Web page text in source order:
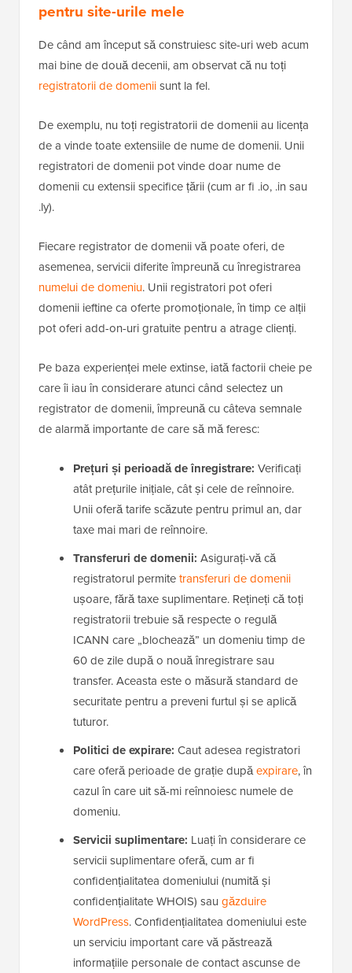
pentru site-urile mele
De când am început să construiesc site-uri web acum
mai bine de două decenii, am observat că nu toți
registratorii de domeniisunt la fel.
De exemplu, nu toți registratorii de domenii au licența
de a vinde toate extensiile de nume de domenii. Unii
registratori de domenii pot vinde doar nume de
domenii cu extensii specifice țării (cum ar fi .io, .in sau
.ly).
Fiecare registrator de domenii vă poate oferi, de
asemenea, servicii diferite împreună cu înregistrarea
numelui de domeniu. Unii registratori pot oferi
domenii ieftine ca oferte promoționale, în timp ce alții
pot oferi add-on-uri gratuite pentru a atrage clienți.
Pe baza experienței mele extinse, iată factorii cheie pe
care îi iau în considerare atunci când selectez un
registrator de domenii, împreună cu câteva semnale
de alarmă importante de care să mă feresc:
Prețuri și perioadă de înregistrare: Verificați
atât prețurile inițiale, cât și cele de reînnoire.
Unii oferă tarife scăzute pentru primul an, dar
taxe mai mari de reînnoire.
Transferuri de domenii: Asigurați-vă că
registratorul permitetransferuri de domenii
ușoare, fără taxe suplimentare. Rețineți că toți
registratorii trebuie să respecte o regulă
ICANN care „blochează” un domeniu timp de
60 de zile după o nouă înregistrare sau
transfer. Aceasta este o măsură standard de
securitate pentru a preveni furtul și se aplică
tuturor.
Politici de expirare: Caut adesea registratori
care oferă perioade de grație dupăexpirare, în
cazul în care uit să-mi reînnoiesc numele de
domeniu.
Servicii suplimentare: Luați în considerare ce
servicii suplimentare oferă, cum ar fi
confidențialitatea domeniului (numită și
confidențialitate WHOIS) sau găzduire
WordPress. Confidențialitatea domeniului este
un serviciu important care vă păstrează
informațiile personale de contact ascunse de